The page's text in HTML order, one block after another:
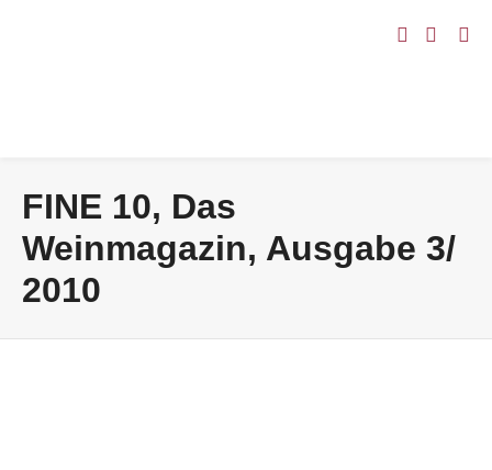
FINE 10, Das
Weinmagazin, Ausgabe 3/
2010